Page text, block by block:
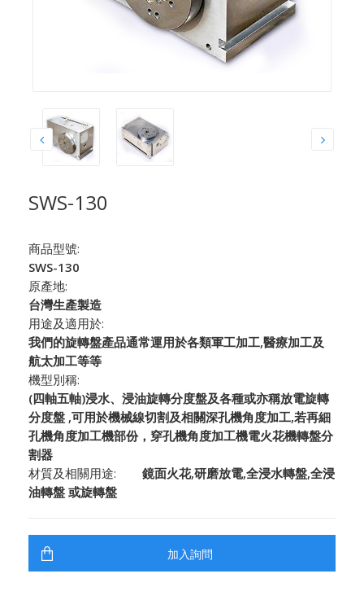
SWS-130
商品型號:
SWS-130
原產地:
台灣生產製造
用途及適用於:
我們的旋轉盤產品通常運用於各類軍工加工,醫療加工及
航太加工等等
機型別稱:
(四軸五軸)浸水、浸油旋轉分度盤及各種或亦稱放電旋轉
分度盤 ,可用於機械線切割及相關深孔機角度加工,若再細
孔機角度加工機部份，穿孔機角度加工機電火花機轉盤分
割器
材質及相關用途:
鏡面火花,研磨放電,全浸水轉盤,全浸
油轉盤 或旋轉盤